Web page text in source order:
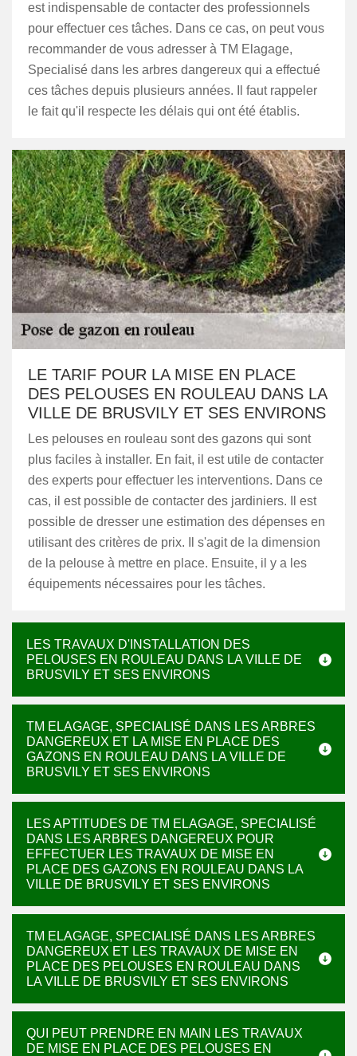
est indispensable de contacter des professionnels
pour effectuer ces tâches. Dans ce cas, on peut vous
recommander de vous adresser à TM Elagage,
Specialisé dans les arbres dangereux qui a effectué
ces tâches depuis plusieurs années. Il faut rappeler
le fait qu'il respecte les délais qui ont été établis.
LE TARIF POUR LA MISE EN PLACE
DES PELOUSES EN ROULEAU DANS LA
VILLE DE BRUSVILY ET SES ENVIRONS
Les pelouses en rouleau sont des gazons qui sont
plus faciles à installer. En fait, il est utile de contacter
des experts pour effectuer les interventions. Dans ce
cas, il est possible de contacter des jardiniers. Il est
possible de dresser une estimation des dépenses en
utilisant des critères de prix. Il s'agit de la dimension
de la pelouse à mettre en place. Ensuite, il y a les
équipements nécessaires pour les tâches.
LES TRAVAUX D'INSTALLATION DES
PELOUSES EN ROULEAU DANS LA VILLE DE
BRUSVILY ET SES ENVIRONS
TM ELAGAGE, SPECIALISÉ DANS LES ARBRES
DANGEREUX ET LA MISE EN PLACE DES
GAZONS EN ROULEAU DANS LA VILLE DE
BRUSVILY ET SES ENVIRONS
LES APTITUDES DE TM ELAGAGE, SPECIALISÉ
DANS LES ARBRES DANGEREUX POUR
EFFECTUER LES TRAVAUX DE MISE EN
PLACE DES GAZONS EN ROULEAU DANS LA
VILLE DE BRUSVILY ET SES ENVIRONS
TM ELAGAGE, SPECIALISÉ DANS LES ARBRES
DANGEREUX ET LES TRAVAUX DE MISE EN
PLACE DES PELOUSES EN ROULEAU DANS
LA VILLE DE BRUSVILY ET SES ENVIRONS
QUI PEUT PRENDRE EN MAIN LES TRAVAUX
DE MISE EN PLACE DES PELOUSES EN